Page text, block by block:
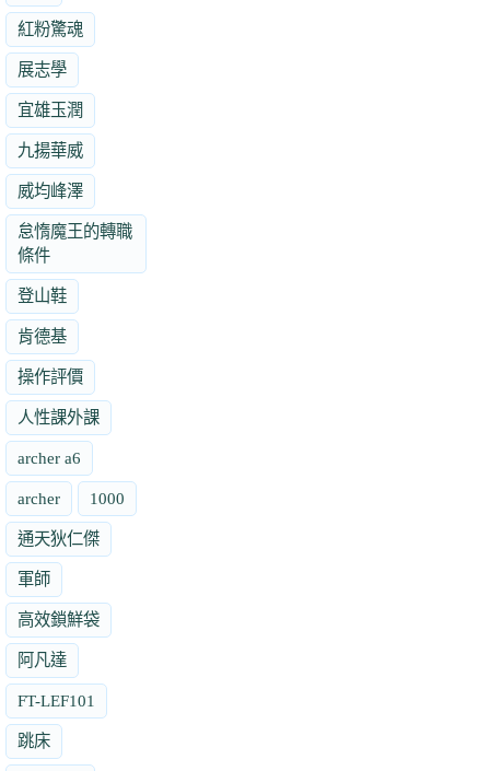
紅粉驚魂
展志學
宜雄玉潤
九揚華威
威均峰澤
怠惰魔王的轉職
條件
登山鞋
肯德基
操作評價
人性課外課
archer a6
archer 1000
通天狄仁傑
軍師
高效鎖鮮袋
阿凡達
FT-LEF101
跳床